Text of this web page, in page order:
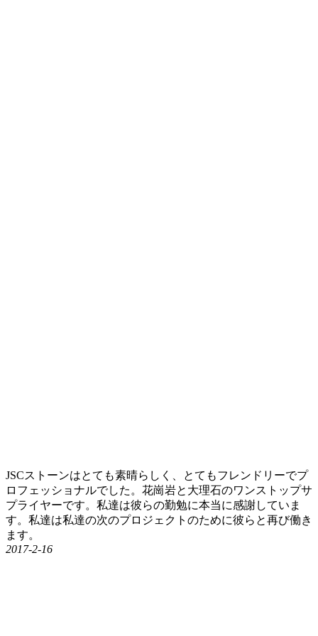
JSCストーンはとても素晴らしく、とてもフレンドリーでプ
ロフェッショナルでした。花崗岩と大理石のワンストップサ
プライヤーです。私達は彼らの勤勉に本当に感謝していま
す。私達は私達の次のプロジェクトのために彼らと再び働き
ます。
2017-2-16